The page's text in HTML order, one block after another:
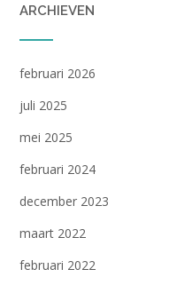
ARCHIEVEN
februari 2026
juli 2025
mei 2025
februari 2024
december 2023
maart 2022
februari 2022